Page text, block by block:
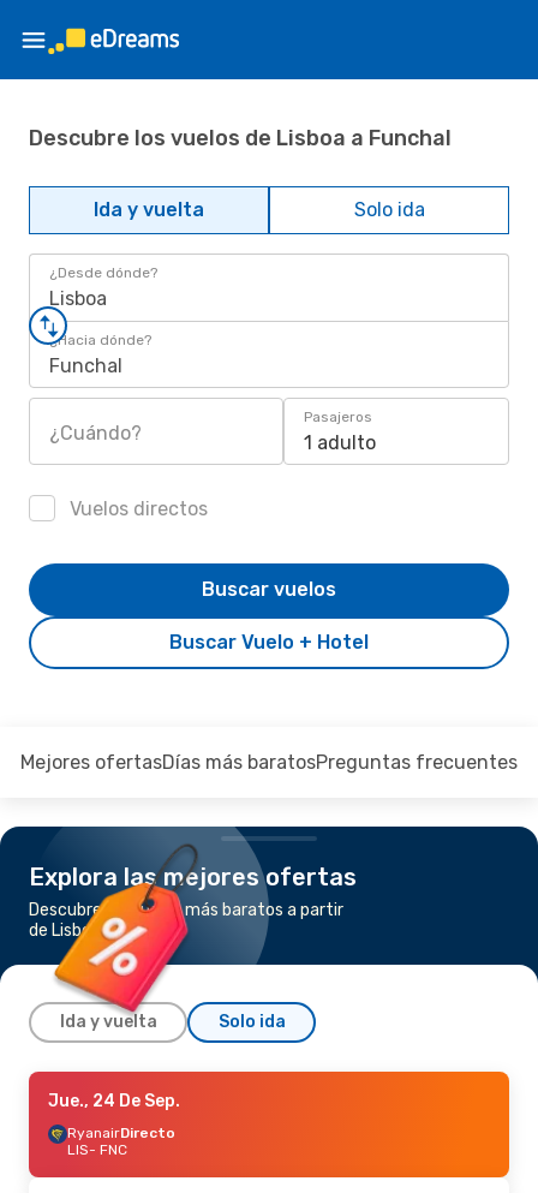
Descubre los vuelos de Lisboa a Funchal
Ida y vuelta Solo ida
¿Desde dónde?
Lisboa
¿Hacia dónde?
Funchal
¿Cuándo?
Pasajeros
1 adulto
Vuelos directos
Buscar Vuelo + Hotel
Buscar vuelos
Mejores ofertasDías más baratosPreguntas frecuentes
Explora las mejores ofertas
Descubre los vuelos más baratos a partir
de Lisboa a Funchal
Ida y vuelta Solo ida
Mar., 22 De Sep.
RyanairDirecto
LIS- FNC
FNC- LIS
Jue., 24 De Sep.
RyanairDirecto
LIS- FNC